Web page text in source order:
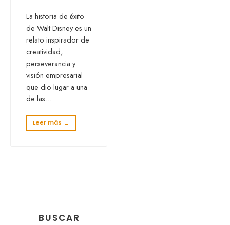
La historia de éxito
de Walt Disney es un
relato inspirador de
creatividad,
perseverancia y
visión empresarial
que dio lugar a una
de las...
Leer más →
BUSCAR